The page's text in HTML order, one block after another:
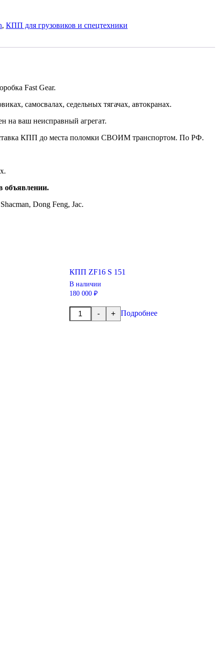
, КПП для грузовиков и спецтехники
Fast Gear.
самосвалах, седельных тягачах, автокранах.
на ваш неисправный агрегат.
КПП до места поломки СВОИМ транспортом. По РФ.
объявлении.
hacman, Dong Feng, Jac.
КПП ZF16 S 151
В наличии
180 000 ₽
-
Количество
товара
+ Подробнее